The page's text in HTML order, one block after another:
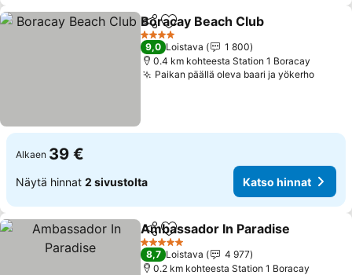
Jaa Lisää suosikkeihin
Boracay Beach Club
4 Tähtiluokitus
9,0 Loistava
1 800
0.4 km kohteesta Station 1 Boracay
Paikan päällä oleva baari ja yökerho
Alkaen 39 €
Näytä hinnat 2 sivustolta Katso hinnat
Jaa Lisää suosikkeihin
Ambassador In Paradise
5 Tähtiluokitus
8,7 Loistava
4 977
0.2 km kohteesta Station 1 Boracay